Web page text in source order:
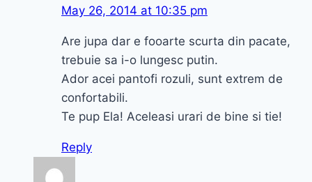
May 26, 2014 at 10:35 pm
Are jupa dar e fooarte scurta din pacate,
trebuie sa i-o lungesc putin.
Ador acei pantofi rozuli, sunt extrem de
confortabili.
Te pup Ela! Aceleasi urari de bine si tie!
Reply